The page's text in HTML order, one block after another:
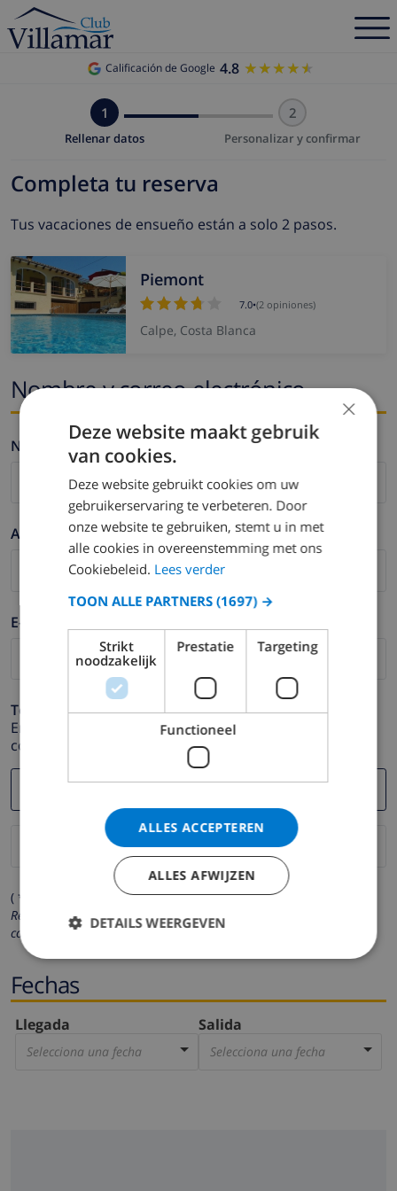
Calificación de Google 4.8 ★★★★★
★★★★★
1
Rellenar datos
2
Personalizar y confirmar
Completa tu reserva
Tus vacaciones de ensueño están a solo 2 pasos.
Piemont
7.0•(2 opiniones)
Calpe, Costa Blanca
Nombre y correo electrónico
Nombre *
Apellidos *
E-mail *
Teléfono *
En caso de que su dirección de e-mail no funcione
correctamente.
( * Los campos marcados con un asterisco son obligatorios )
Respetamos su privacidad. Sus datos personales no serán
compartidos con ninguna otra persona o empresa.
Fechas
Llegada
Selecciona una fecha
Salida
Selecciona una fecha
×
Deze website maakt gebruik
van cookies.
Deze website gebruikt cookies om uw
gebruikerservaring te verbeteren. Door
onze website te gebruiken, stemt u in met
alle cookies in overeenstemming met ons
Cookiebeleid. Lees verder
TOON ALLE PARTNERS(1697) →
Strikt
noodzakelijk
Prestatie Targeting
Functioneel
ALLES ACCEPTEREN
ALLES AFWIJZEN
DETAILS WEERGEVEN